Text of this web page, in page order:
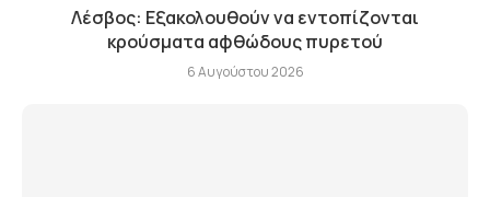
Λέσβος: Εξακολουθούν να εντοπίζονται
κρούσματα αφθώδους πυρετού
6 Αυγούστου 2026